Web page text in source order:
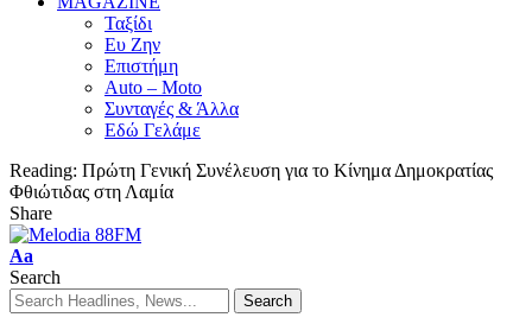
Ταξίδι
Ευ Ζην
Επιστήμη
Auto – Moto
Συνταγές & Άλλα
Εδώ Γελάμε
Reading: Πρώτη Γενική Συνέλευση για το Κίνημα Δημοκρατίας
Φθιώτιδας στη Λαμία
Share
Aa
Search